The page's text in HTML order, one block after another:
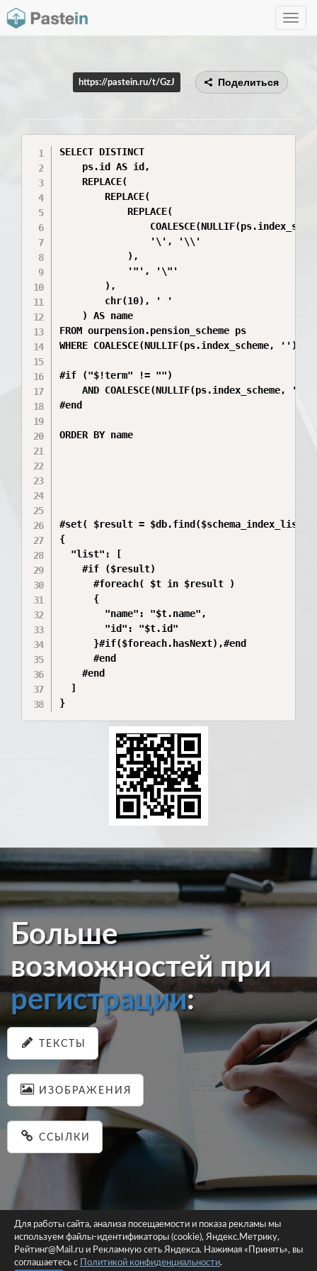
Toggle
https://pastein.ru/t/GzJ Поделиться
SELECT DISTINCT
    ps.id AS id,
    REPLACE(
        REPLACE(
            REPLACE(
                '\', '\\'
            ),
            '"', '\"'
        ),
        chr(10), ' '
    ) AS name
FROM ourpension.pension_scheme ps
WHERE COALESCE(NULLIF(ps.index_scheme, ''),
#if ("$!term" != "")
AND COALESCE(NULLIF(ps.index_scheme,
#end
ORDER BY name
#set( $result = $db.find($schema_index_list)
{
  "list": [
    #if ($result)
      #foreach( $t in $result )
      {
        "name": "$t.name",
        "id": "$t.id"
      }#if($foreach.hasNext),#end
      #end
    #end
  ]
}
Больше
возможностей при
регистрации:
ТЕКСТЫ
ИЗОБРАЖЕНИЯ
ССЫЛКИ
© 2026 pastein.ru |Пользовательское соглашение|Политика
конфиденциальности
Для работы сайта, анализа посещаемости и показа рекламы мы
используем файлы-идентификаторы (cookie), Яндекс.Метрику,
Рейтинг@Mail.ru и Рекламную сеть Яндекса. Нажимая «Принять», вы
соглашаетесь с
Политикой конфиденциальности.